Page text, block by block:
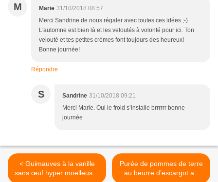
M Marie 31/10/2018 08:57
Merci Sandrine de nous régaler avec toutes ces idées ;-)
L'automne est bien là et les veloutés à volonté pour ici. Ton
velouté et tes petites crèmes font toujours des heureux!
Bonne journée!
Répondre
S Sandrine 31/10/2018 09:21
Merci Marie. Oui le froid s’installe brrrrrr bonne
journée
< Guimauves à la vanille
sans œuf hyper moelleuses
Purée de pommes de terre
au beurre d’escargot au